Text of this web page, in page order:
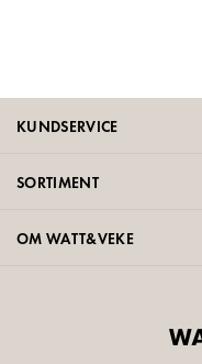
KUNDSERVICE
SORTIMENT
OM WATT&VEKE